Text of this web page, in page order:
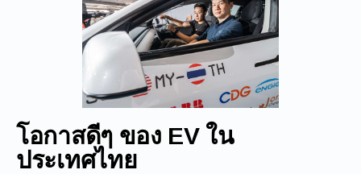
โอกาสดีๆ ของ EV ใน
ประเทศไทย